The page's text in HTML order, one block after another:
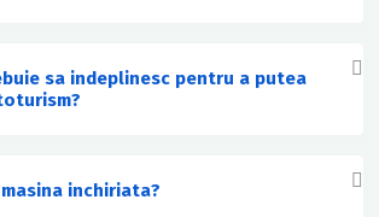
sa indeplinesc pentru a putea
inchiriata?